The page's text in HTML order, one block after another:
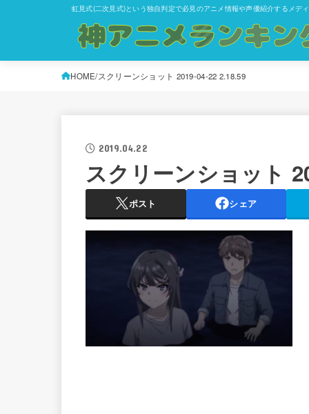
虹見式(二次見式)という独自判定で必見のアニメ情報や声優紹介するメデ
HOME スクリーンショット 2019-04-22 2.18.59
2019.04.22
スクリーンショット
ポスト シェア